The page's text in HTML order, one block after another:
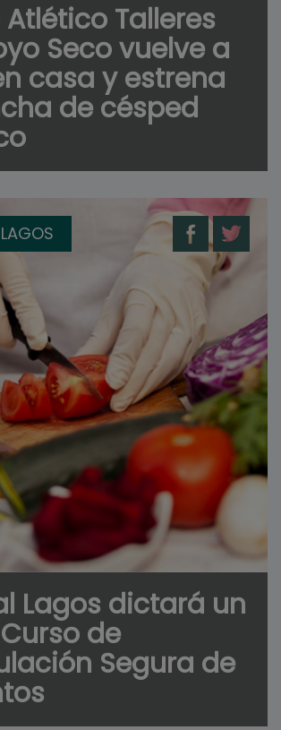
Atlético Talleres
Seco vuelve a
casa y estrena
de césped
Lagos dictará un
de
Segura de